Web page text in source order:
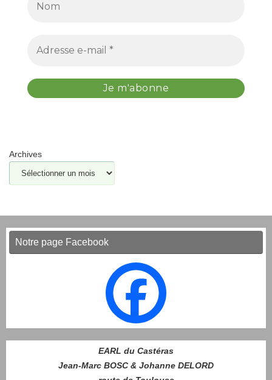
Archives
Notre page Facebook
EARL du Castéras
Jean-Marc BOSC & Johanne DELORD